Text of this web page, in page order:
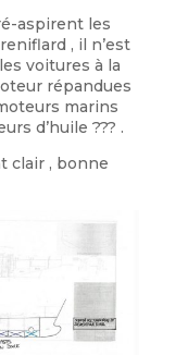
aspirent les
, il n’est
voitures à la
répandues
marins
d’huile ??? .
clair , bonne